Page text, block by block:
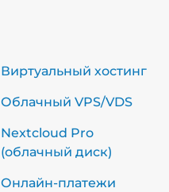
Виртуальный хостинг
Облачный VPS/VDS
Nextcloud Pro
(облачный диск)
Онлайн-платежи